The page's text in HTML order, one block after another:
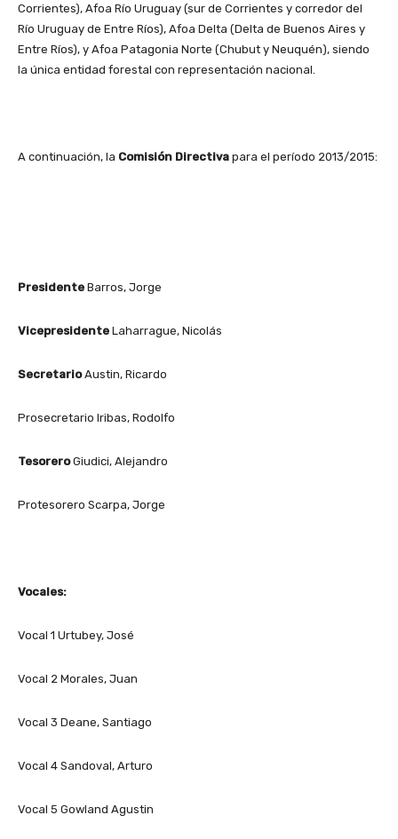
Corrientes), Afoa Río Uruguay (sur de Corrientes y corredor del
Río Uruguay de Entre Ríos), Afoa Delta (Delta de Buenos Aires y
Entre Ríos), y Afoa Patagonia Norte (Chubut y Neuquén), siendo
la única entidad forestal con representación nacional.
A continuación, la Comisión Directiva para el período 2013/2015:
Presidente Barros, Jorge
Vicepresidente Laharrague, Nicolás
SecretarioAustin, Ricardo
Prosecretario Iribas, Rodolfo
TesoreroGiudici, Alejandro
Protesorero Scarpa, Jorge
Vocales:
Vocal 1 Urtubey, José
Vocal 2 Morales, Juan
Vocal 3 Deane, Santiago
Vocal 4 Sandoval, Arturo
Vocal 5 Gowland Agustin